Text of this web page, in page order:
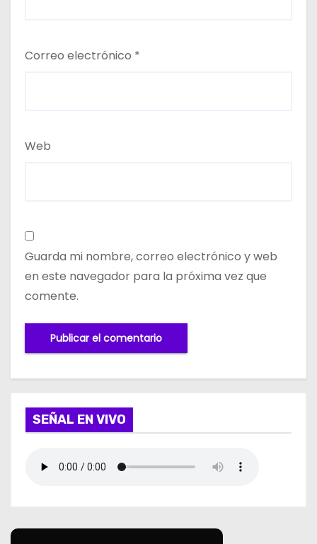
Correo electrónico *
Web
Guarda mi nombre, correo electrónico y web
en este navegador para la próxima vez que
comente.
SEÑAL EN VIVO